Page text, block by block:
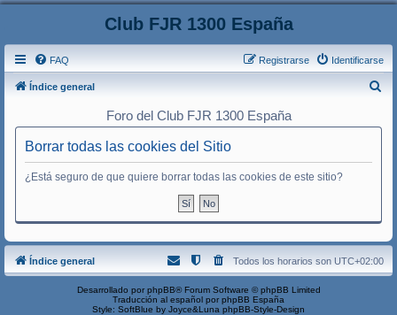
Club FJR 1300 España
FAQ Identificarse
Registrarse
Índice general
Foro del Club FJR 1300 España
Borrar todas las cookies del Sitio
¿Está seguro de que quiere borrar todas las cookies de este sitio?
Índice general Todos los horarios son UTC+02:00
Desarrollado por phpBB® Forum Software © phpBB Limited
Traducción al español por phpBB España
Style: SoftBlue by Joyce&Luna phpBB-Style-Design